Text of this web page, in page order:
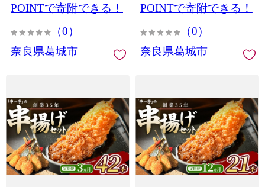
tkb006】
POINTで寄附できる！
（0）
奈良県葛城市
tkb005】
POINTで寄附できる！
（0）
奈良県葛城市